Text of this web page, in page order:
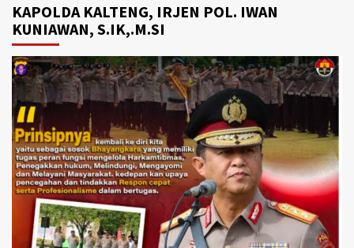
KAPOLDA KALTENG, IRJEN POL. IWAN
KUNIAWAN, S.IK,.M.SI